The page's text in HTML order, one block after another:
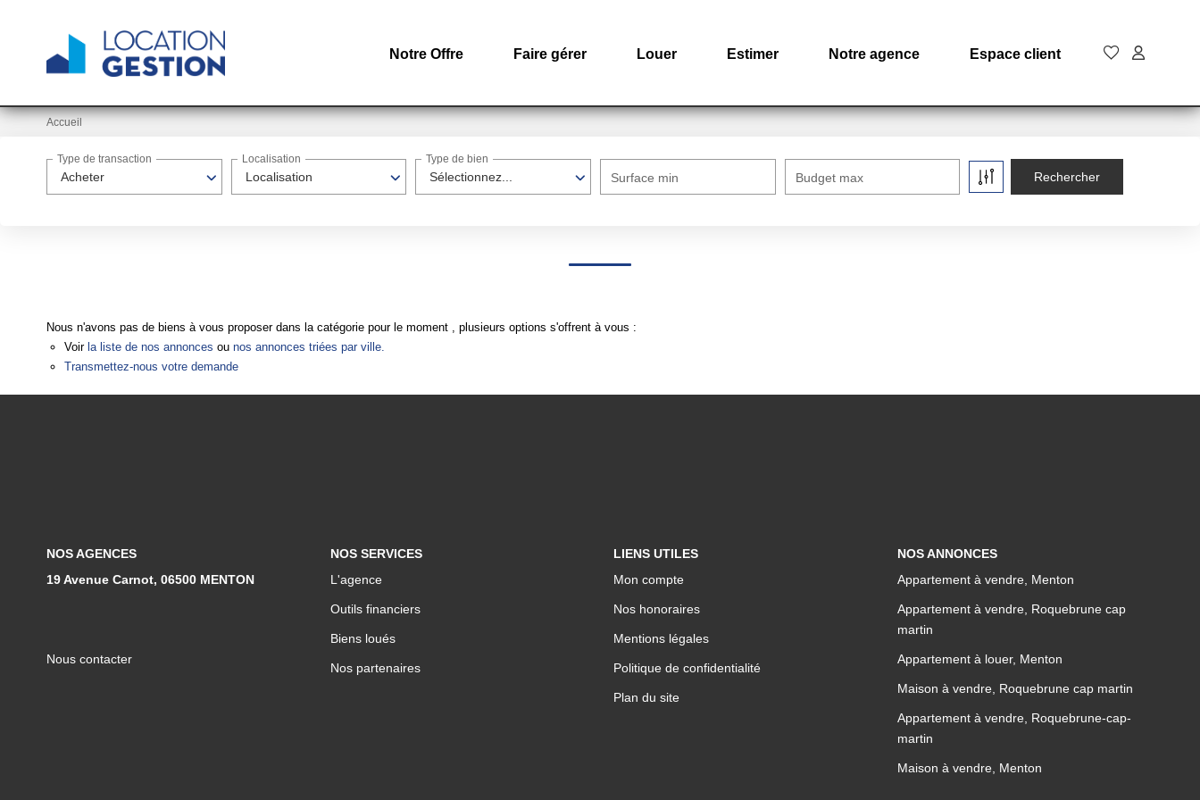
Notre Offre Faire gérer Louer Estimer Notre agence Espace client
Accueil
Acheter
Type de transaction
Localisation
Localisation
Sélectionnez...
Type de bien
Surface min Budget max
Nous n'avons pas de biens à vous proposer dans la catégorie pour le moment , plusieurs options s'offrent à vous :
Voir la liste de nos annonces ou nos annonces triées par ville.
Transmettez-nous votre demande
NOS AGENCES
19 Avenue Carnot, 06500 MENTON
Nous contacter
NOS SERVICES
L'agence
Outils financiers
Biens loués
Nos partenaires
LIENS UTILES
Mon compte
Nos honoraires
Mentions légales
Politique de confidentialité
Plan du site
NOS ANNONCES
Appartement à vendre, Menton
Appartement à vendre, Roquebrune cap
martin
Appartement à louer, Menton
Maison à vendre, Roquebrune cap martin
Appartement à vendre, Roquebrune-cap-
martin
Maison à vendre, Menton